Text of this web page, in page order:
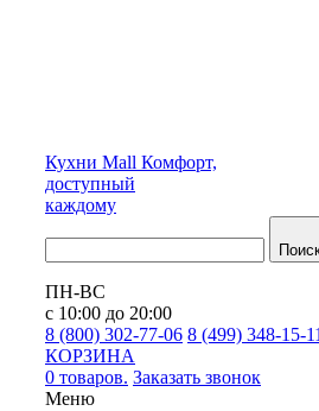
Кухни Mall Комфорт,
доступный
каждому
ПН-ВС
с 10:00 до 20:00
8 (800) 302-77-06 8 (499) 348-15-11
КОРЗИНА
0 товаров. Заказать звонок
Меню